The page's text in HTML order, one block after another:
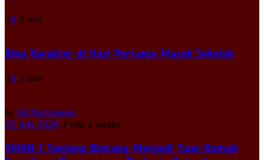
0 3 min
Bina Karakter di Hari Pertama Masuk Sekolah
0 2 min
by Edi Kurniawan
23 July 2026 3 min 2 weeks
SMAN 1 Tanjung Bintang Menjadi Tuan Rumah